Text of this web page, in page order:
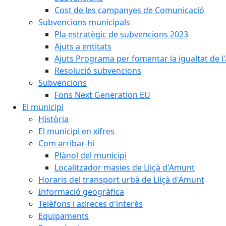
Cost de les campanyes de Comunicació
Subvencions municipals
Pla estratègic de subvencions 2023
Ajuts a entitats
Ajuts Programa per fomentar la igualtat de
Resolució subvencions
Subvencions
Fons Next Generation EU
El municipi
Història
El municipi en xifres
Com arribar-hi
Plànol del municipi
Localitzador masies de Lliçà d'Amunt
Horaris del transport urbà de Lliçà d'Amunt
Informació geogràfica
Telèfons i adreces d'interès
Equipaments